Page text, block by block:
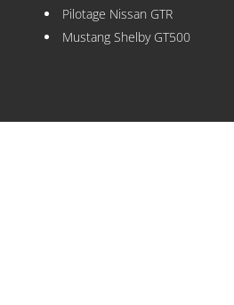
Pilotage Nissan GTR
Mustang Shelby GT500